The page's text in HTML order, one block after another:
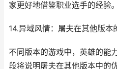
家更好地借鉴职业选手的经验。
14.异域风情：屠夫在其他版本
不同版本的游戏中，英雄的能
段将说明屠夫在其他版本中的